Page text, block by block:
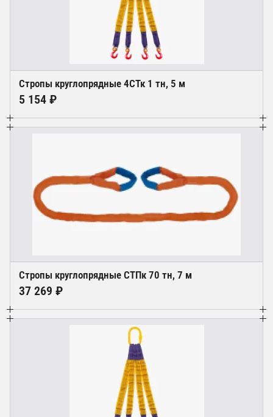
Стропы круглопрядные 4СТк 1 тн, 5 м
5 154 ₽
Стропы круглопрядные СТПк 70 тн, 7 м
37 269 ₽